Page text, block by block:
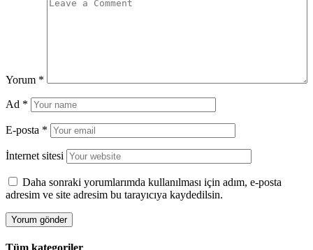
Yorum *
Ad *
E-posta *
İnternet sitesi
Daha sonraki yorumlarımda kullanılması için adım, e-posta
adresim ve site adresim bu tarayıcıya kaydedilsin.